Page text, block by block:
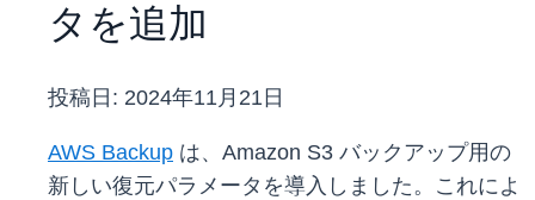
タを追加
投稿日: 2024年11月21日
AWS Backup は、Amazon S3 バックアップ用の
新しい復元パラメータを導入しました。これによ